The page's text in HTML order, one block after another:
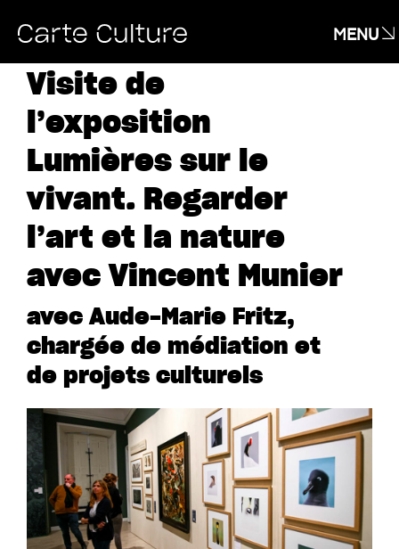
MENU
Visite de
l’exposition
Lumières sur le
vivant. Regarder
l’art et la nature
avec Vincent Munier
avec Aude-Marie Fritz,
chargée de médiation et
de projets culturels